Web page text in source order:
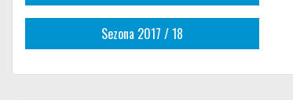
Sezona 2017 / 18